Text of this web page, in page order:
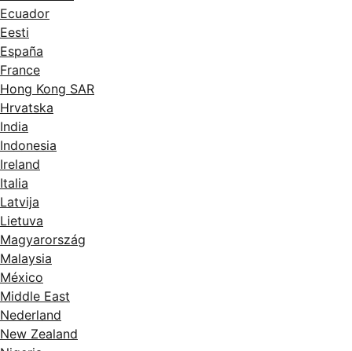
Ecuador
Eesti
España
France
Hong Kong SAR
Hrvatska
India
Indonesia
Ireland
Italia
Latvija
Lietuva
Magyarország
Malaysia
México
Middle East
Nederland
New Zealand